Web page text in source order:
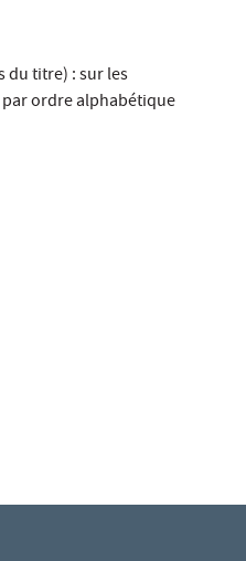
du titre) : sur les
ordre alphabétique